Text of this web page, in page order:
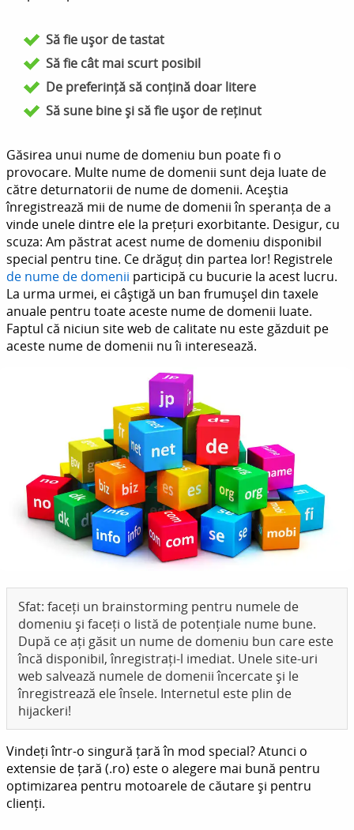
Să fie ușor de tastat
Să fie cât mai scurt posibil
De preferință să conțină doar litere
Să sune bine și să fie ușor de reținut
Găsirea unui nume de domeniu bun poate fi o
provocare. Multe nume de domenii sunt deja luate de
către deturnatorii de nume de domenii. Aceștia
înregistrează mii de nume de domenii în speranța de a
vinde unele dintre ele la prețuri exorbitante. Desigur, cu
scuza: Am păstrat acest nume de domeniu disponibil
special pentru tine. Ce drăguț din partea lor! Registrele
de nume de domenii participă cu bucurie la acest lucru.
La urma urmei, ei câștigă un ban frumușel din taxele
anuale pentru toate aceste nume de domenii luate.
Faptul că niciun site web de calitate nu este găzduit pe
aceste nume de domenii nu îi interesează.
Sfat: faceți un brainstorming pentru numele de
domeniu și faceți o listă de potențiale nume bune.
După ce ați găsit un nume de domeniu bun care este
încă disponibil, înregistrați-l imediat. Unele site-uri
web salvează numele de domenii încercate și le
înregistrează ele însele. Internetul este plin de
hijackeri!
Vindeți într-o singură țară în mod special? Atunci o
extensie de țară (.ro) este o alegere mai bună pentru
optimizarea pentru motoarele de căutare și pentru
clienți.